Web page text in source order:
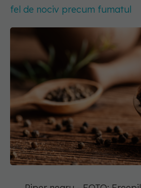
fel de nociv precum fumatul